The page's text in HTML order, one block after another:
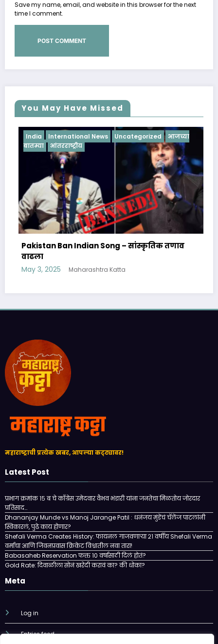
Save my name, email, and website in this browser for the next
time I comment.
You May Have Missed
India International News Uncategorized
आजच्या
बातम्या
आंतरराष्ट्रीय
Pakistan Ban Indian Song – सांस्कृतिक तणाव
वाढला
May 3, 2025 Maharashtra Katta
महाराष्ट्राची प्रत्येक खबर, आपल्या कट्ट्यावर!
Latest Post
प्रभाग क्रमांक १५ ब चे काँग्रेस उमेदवार वैभव भंडारी यांना जनतेचा मिळतोय जोरदार
प्रतिसाद…
Dhananjay Munde vs Manoj Jarange Patil : धनंजय मुंडेंचं चॅलेंज पाटलांनी
स्विकारलं, पुढे काय होणार?
Shefali Verma Creates History: फायनल गाजवणाऱ्या २१ वर्षीय Shefali Verma
वर्माचा आणि जिवनप्रवास क्रिकेट विश्वातील नवा तारा!
Babasaheb Reservation फक्त 10 वर्षासाठी दिलं होतं?
Gold Rate: दिवाळीला सोनं खरेदी करावं का? की धोका?
Meta
Log in
Entries feed